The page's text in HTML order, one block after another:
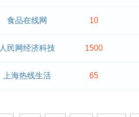
食品在线网 10
人民网经济科技 1500
上海热线生活 65